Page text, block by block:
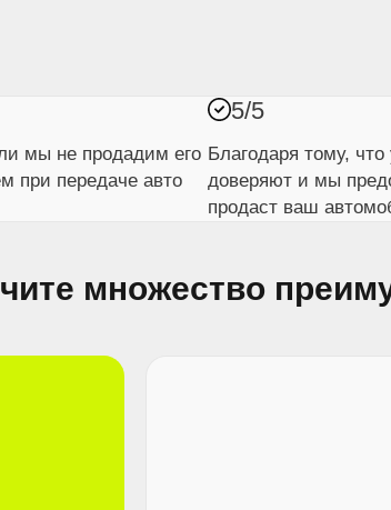
мы не продадим его
при передаче авто
5/5
Благодаря тому,
доверяют и мы
продаст ваш
множество